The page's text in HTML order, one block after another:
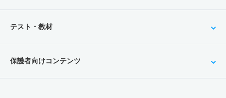
テスト・教材
保護者向けコンテンツ